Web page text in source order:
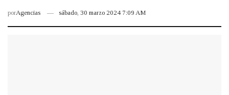
porAgencias sábado, 30 marzo 2024 7:09 AM